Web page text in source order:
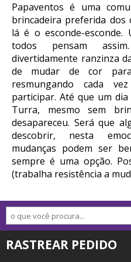
Papaventos é uma
brincadeira preferida dos
lá é o esconde-esconde.
todos pensam
divertidamente ranzinza
de mudar de cor
resmungando cada
participar. Até que um
Turra, mesmo sem
desapareceu. Será que
descobrir, nesta
mudanças podem ser
sempre é uma opção.
(trabalha resistência a
RASTREAR PEDIDO